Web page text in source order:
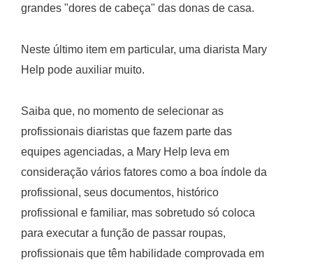
grandes "dores de cabeça" das donas de casa.
Neste último item em particular, uma diarista Mary
Help pode auxiliar muito.
Saiba que, no momento de selecionar as
profissionais diaristas que fazem parte das
equipes agenciadas, a Mary Help leva em
consideração vários fatores como a boa índole da
profissional, seus documentos, histórico
profissional e familiar, mas sobretudo só coloca
para executar a função de passar roupas,
profissionais que têm habilidade comprovada em